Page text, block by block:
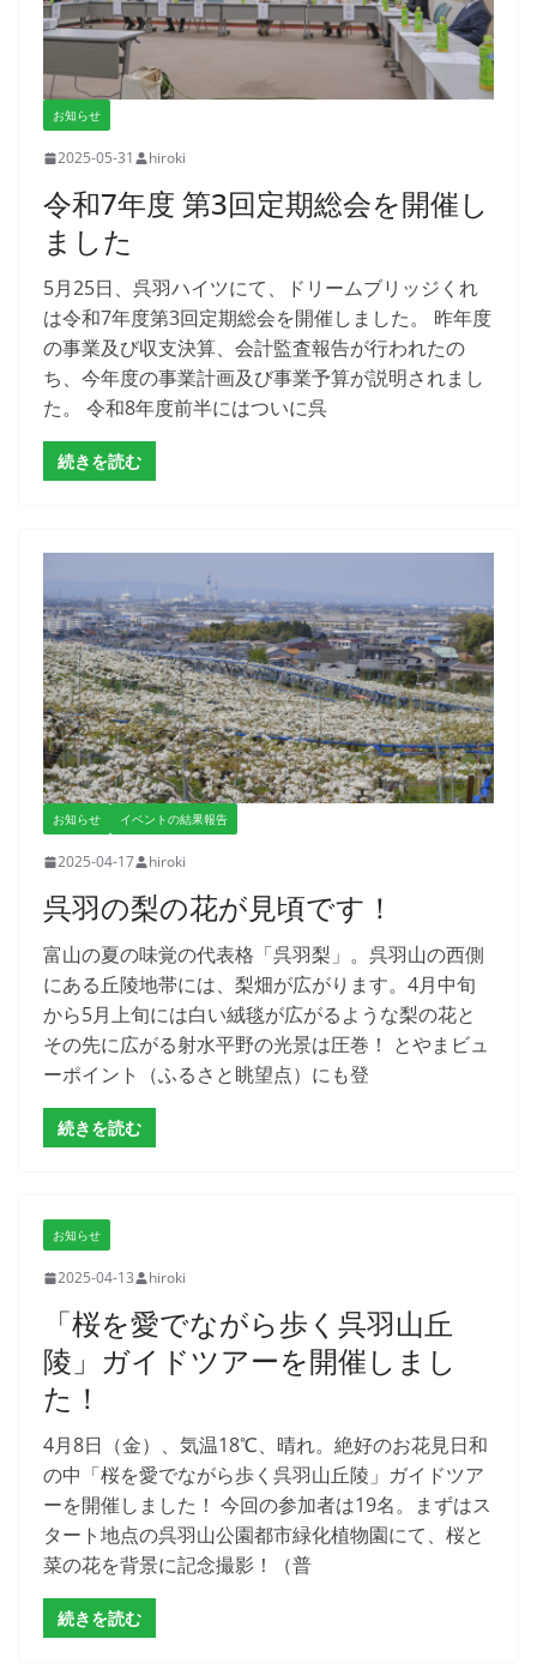
お知らせ
2025-05-31 hiroki
令和7年度 第3回定期総会を開催し
ました
5月25日、呉羽ハイツにて、ドリームブリッジくれ
は令和7年度第3回定期総会を開催しました。 昨年度
の事業及び収支決算、会計監査報告が行われたの
ち、今年度の事業計画及び事業予算が説明されまし
た。 令和8年度前半にはついに呉
続きを読む
お知らせ イベントの結果報告
2025-04-17 hiroki
呉羽の梨の花が見頃です！
富山の夏の味覚の代表格「呉羽梨」。呉羽山の西側
にある丘陵地帯には、梨畑が広がります。4月中旬
から5月上旬には白い絨毯が広がるような梨の花と
その先に広がる射水平野の光景は圧巻！ とやまビュ
ーポイント（ふるさと眺望点）にも登
続きを読む
お知らせ
2025-04-13 hiroki
「桜を愛でながら歩く呉羽山丘
陵」ガイドツアーを開催しまし
た！
4月8日（金）、気温18℃、晴れ。絶好のお花見日和
の中「桜を愛でながら歩く呉羽山丘陵」ガイドツア
ーを開催しました！ 今回の参加者は19名。まずはス
タート地点の呉羽山公園都市緑化植物園にて、桜と
菜の花を背景に記念撮影！（普
続きを読む